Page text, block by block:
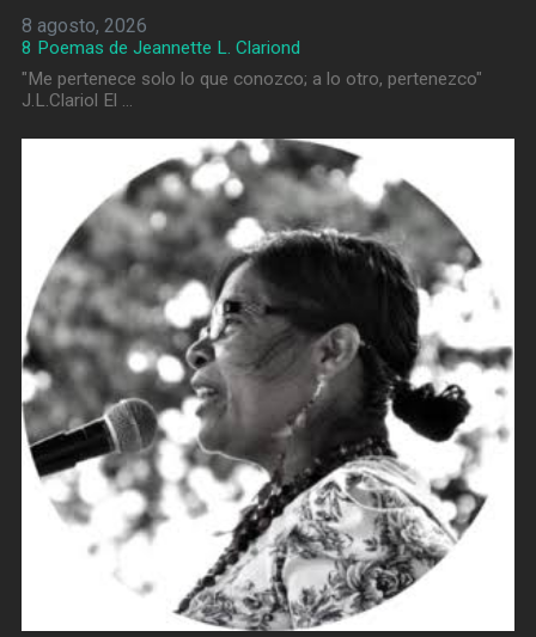
8 agosto, 2026
8 Poemas de Jeannette L. Clariond
"Me pertenece solo lo que conozco; a lo otro, pertenezco"
J.L.Clariol El …